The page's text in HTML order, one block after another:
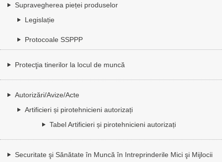
Supravegherea pieței produselor
Legislație
Protocoale SSPPP
Protecţia tinerilor la locul de muncă
Autorizări/Avize/Acte
Artificieri și pirotehnicieni autorizați
Tabel Artificieri și pirotehnicieni autorizați
Securitate şi Sănătate în Muncă în Intreprinderile Mici şi Mijlocii